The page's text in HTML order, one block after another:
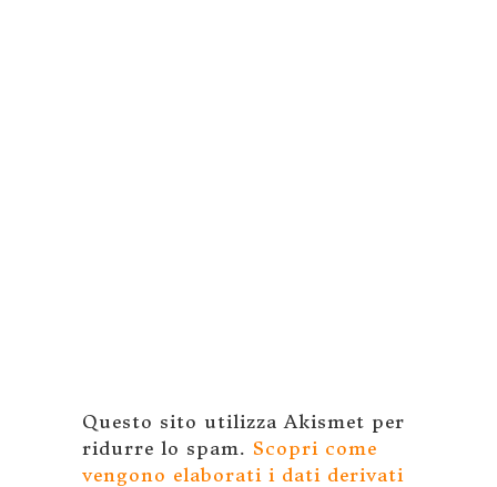
Questo sito utilizza Akismet per
ridurre lo spam. Scopri come
vengono elaborati i dati derivati